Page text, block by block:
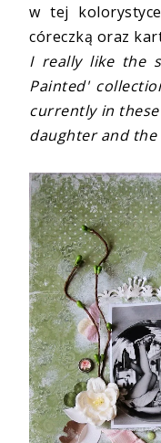
w tej
córeczką oraz
I really like the
Painted'
currently in
daughter and the